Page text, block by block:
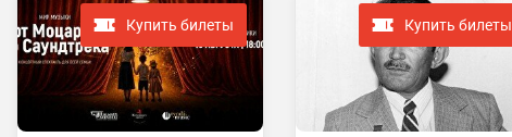
Купить билеты Купить билеты